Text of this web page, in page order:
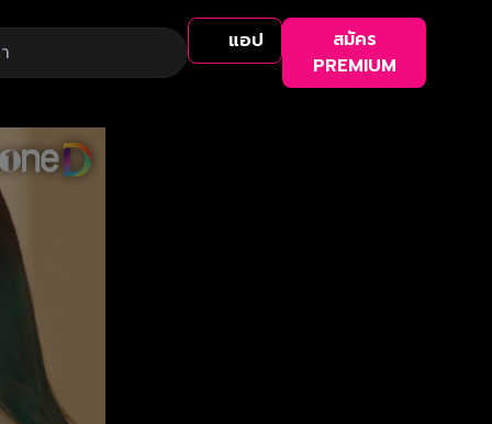
แอป
สมัคร
PREMIUM